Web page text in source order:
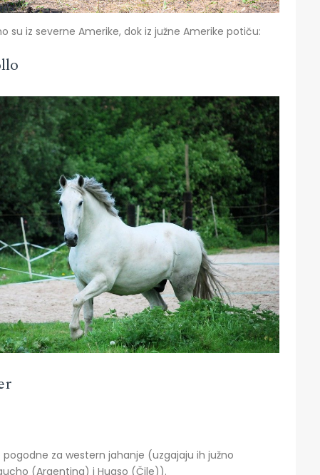
su iz severne Amerike, dok iz južne Amerike potiču:
za western jahanje (uzgajaju ih južno
(Argentina) i Huaso (Čile)).